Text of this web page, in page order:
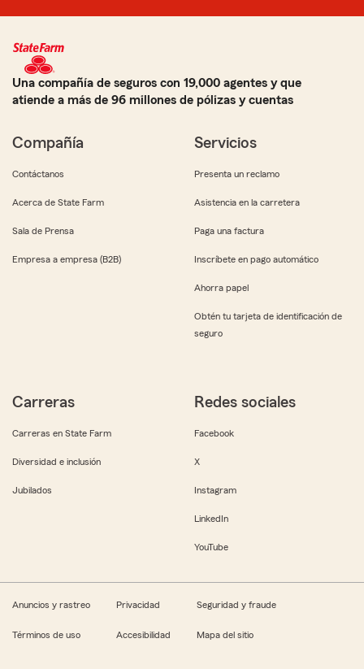
Una compañía de seguros con 19,000 agentes y que
atiende a más de 96 millones de pólizas y cuentas
Compañía
Contáctanos
Acerca de State Farm
Sala de Prensa
Empresa a empresa (B2B)
Servicios
Presenta un reclamo
Asistencia en la carretera
Paga una factura
Inscríbete en pago automático
Ahorra papel
Obtén tu tarjeta de identificación de
seguro
Carreras
Carreras en State Farm
Diversidad e inclusión
Jubilados
Redes sociales
Facebook
X
Instagram
LinkedIn
YouTube
Anuncios y rastreo Privacidad Seguridad y fraude
Términos de uso Accesibilidad Mapa del sitio